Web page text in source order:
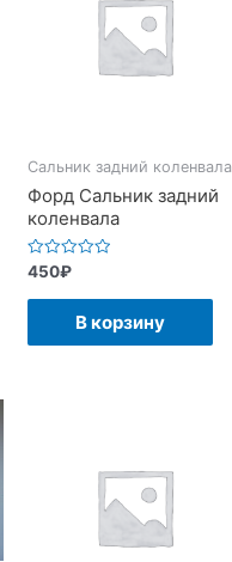
Сальник задний коленвала
Форд Сальник задний
коленвала
Оценка
из
450₽
В корзину